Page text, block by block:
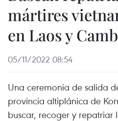
mártires
en Laos y
05/11/2022 08:54
Una ceremonia de salida
provincia altiplánica de
buscar, recoger y repatriar